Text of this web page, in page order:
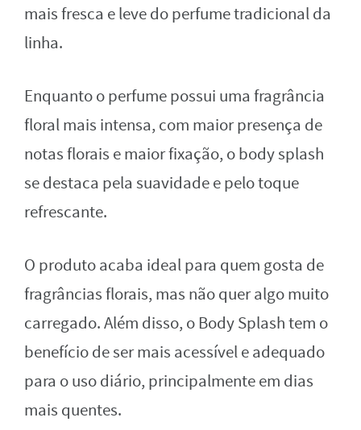
mais fresca e leve do perfume tradicional da
linha.
Enquanto o perfume possui uma fragrância
floral mais intensa, com maior presença de
notas florais e maior fixação, o body splash
se destaca pela suavidade e pelo toque
refrescante.
O produto acaba ideal para quem gosta de
fragrâncias florais, mas não quer algo muito
carregado. Além disso, o Body Splash tem o
benefício de ser mais acessível e adequado
para o uso diário, principalmente em dias
mais quentes.